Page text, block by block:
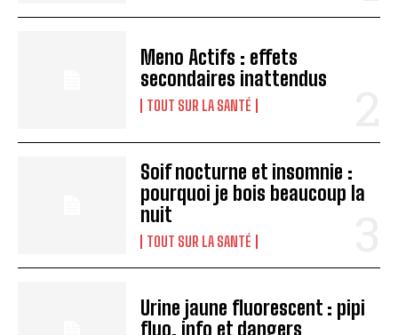
Meno Actifs : effets
secondaires inattendus
TOUT SUR LA SANTÉ
Soif nocturne et insomnie :
pourquoi je bois beaucoup la
nuit
TOUT SUR LA SANTÉ
Urine jaune fluorescent : pipi
fluo, info et dangers